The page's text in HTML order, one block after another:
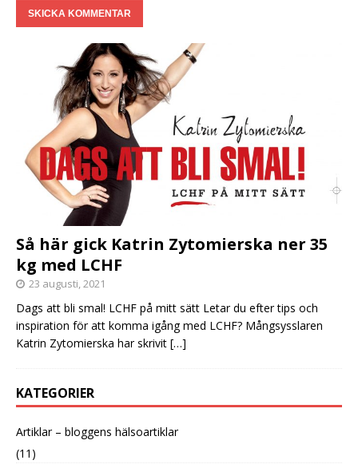
Så här gick Katrin Zytomierska ner 35
kg med LCHF
23 augusti, 2021
Dags att bli smal! LCHF på mitt sätt Letar du efter tips och
inspiration för att komma igång med LCHF? Mångsysslaren
Katrin Zytomierska har skrivit […]
KATEGORIER
Artiklar – bloggens hälsoartiklar
(11)